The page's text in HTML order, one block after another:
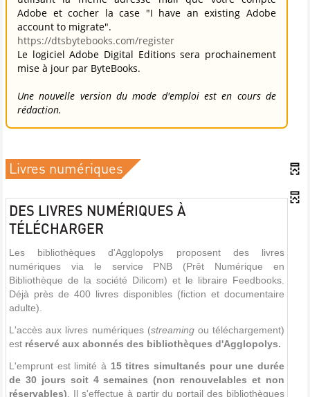
Adobe et cocher la case "I have an existing Adobe
account to migrate".
https://dtsbytebooks.com/register
Le logiciel Adobe Digital Editions sera prochainement
mise à jour par ByteBooks.
Une nouvelle version du mode d'emploi est en cours de
rédaction.
Livres numériques
DES LIVRES NUMÉRIQUES À
TÉLÉCHARGER
Les bibliothèques d'Agglopolys proposent des livres
numériques via le service PNB (Prêt Numérique en
Bibliothèque de la société Dilicom) et le libraire Feedbooks.
Déjà près de 400 livres disponibles (fiction et documentaire
adulte).
L'accès aux livres numériques (streamingou téléchargement)
est réservé aux abonnés des bibliothèques d'Agglopolys.
L'emprunt est limité à 15 titres simultanés pour une durée
de 30 jours soit 4 semaines (non renouvelables et non
réservables). Il s'effectue à partir du portail des bibliothèques